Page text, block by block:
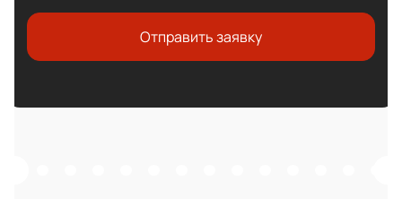
Отправить заявку